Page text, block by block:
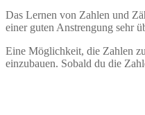
Das Lernen von Zahlen und
einer guten Anstrengung sehr
Eine Möglichkeit, die Zahlen
einzubauen. Sobald du die